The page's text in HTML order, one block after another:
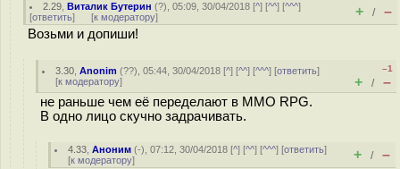
2.29 ,Виталик Бутерин (?), 05:09, 30/04/2018 [^] [^^] [^^^]
[ответить] [к модератору] + / –
Возьми и допиши!
3.30 ,Anonim (??), 05:44, 30/04/2018 [^] [^^] [^^^] [ответить]
[к модератору]
–1
+ / –
не раньше чем её переделают в MMO RPG.
В одно лицо скучно задрачивать.
4.33 ,Аноним (-), 07:12, 30/04/2018 [^] [^^] [^^^] [ответить]
[к модератору] + / –